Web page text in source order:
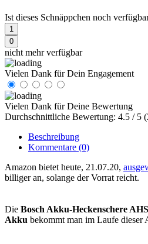
Ist dieses Schnäppchen noch
1
0
nicht mehr verfügbar
Vielen Dank für Dein Engagement
Vielen Dank für Deine Bewertung
Durchschnittliche Bewertung: 4.5 / 5
Beschreibung
Kommentare (0)
Amazon bietet heute, 21.07.20,
billiger an, solange der Vorrat reicht.
Die Bosch Akku-Heckenschere
Akku bekommt man im Laufe dieser